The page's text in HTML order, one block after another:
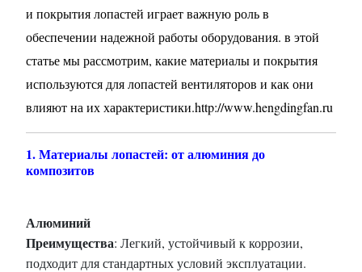
и покрытия лопастей играет важную роль в
обеспечении надежной работы оборудования. в этой
статье мы рассмотрим, какие материалы и покрытия
используются для лопастей вентиляторов и как они
влияют на их характеристики.http://www.hengdingfan.ru
1. Материалы лопастей: от алюминия до
композитов
Алюминий
Преимущества: Легкий, устойчивый к коррозии,
подходит для стандартных условий эксплуатации.